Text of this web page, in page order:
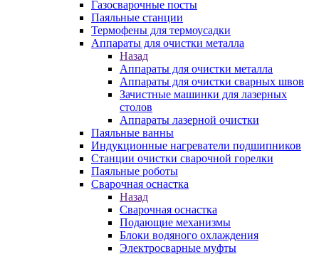
Газосварочные посты
Паяльные станции
Термофены для термоусадки
Аппараты для очистки металла
Назад
Аппараты для очистки металла
Аппараты для очистки сварных швов
Зачистные машинки для лазерных
столов
Аппараты лазерной очистки
Паяльные ванны
Индукционные нагреватели подшипников
Станции очистки сварочной горелки
Паяльные роботы
Сварочная оснастка
Назад
Сварочная оснастка
Подающие механизмы
Блоки водяного охлаждения
Электросварные муфты